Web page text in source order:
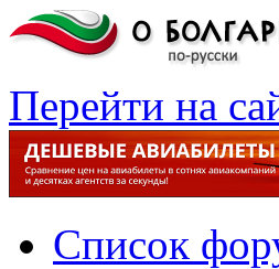
Перейти на
Список